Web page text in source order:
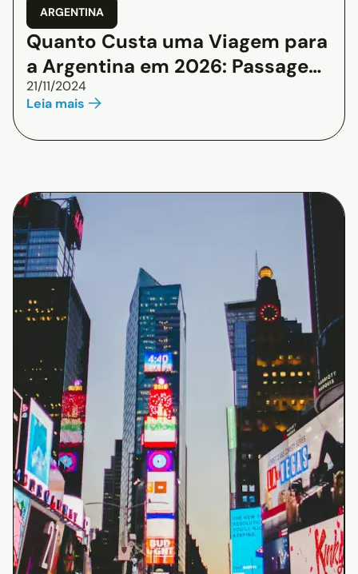
ARGENTINA
Quanto Custa uma Viagem para
a Argentina em 2026: Passagem,
Hotel e Passeios
21/11/2024
Leia mais